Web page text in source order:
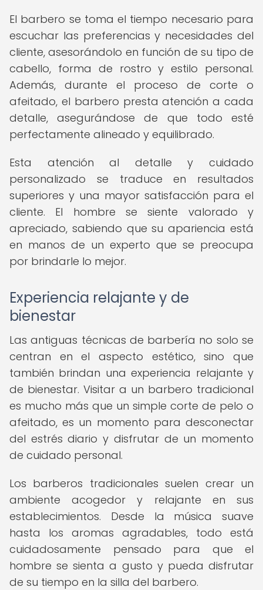
El barbero se toma el tiempo necesario para
escuchar las preferencias y necesidades del
cliente, asesorándolo en función de su tipo de
cabello, forma de rostro y estilo personal.
Además, durante el proceso de corte o
afeitado, el barbero presta atención a cada
detalle, asegurándose de que todo esté
perfectamente alineado y equilibrado.
Esta atención al detalle y cuidado
personalizado se traduce en resultados
superiores y una mayor satisfacción para el
cliente. El hombre se siente valorado y
apreciado, sabiendo que su apariencia está
en manos de un experto que se preocupa
por brindarle lo mejor.
Experiencia relajante y de
bienestar
Las antiguas técnicas de barbería no solo se
centran en el aspecto estético, sino que
también brindan una experiencia relajante y
de bienestar. Visitar a un barbero tradicional
es mucho más que un simple corte de pelo o
afeitado, es un momento para desconectar
del estrés diario y disfrutar de un momento
de cuidado personal.
Los barberos tradicionales suelen crear un
ambiente acogedor y relajante en sus
establecimientos. Desde la música suave
hasta los aromas agradables, todo está
cuidadosamente pensado para que el
hombre se sienta a gusto y pueda disfrutar
de su tiempo en la silla del barbero.